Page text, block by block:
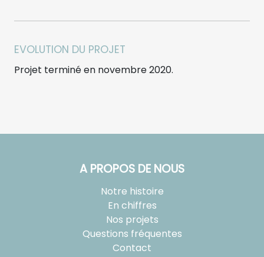
EVOLUTION DU PROJET
Projet terminé en novembre 2020.
A PROPOS DE NOUS
Notre histoire
En chiffres
Nos projets
Questions fréquentes
Contact